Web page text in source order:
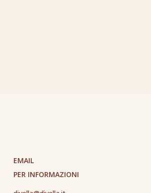
EMAIL
PER INFORMAZIONI